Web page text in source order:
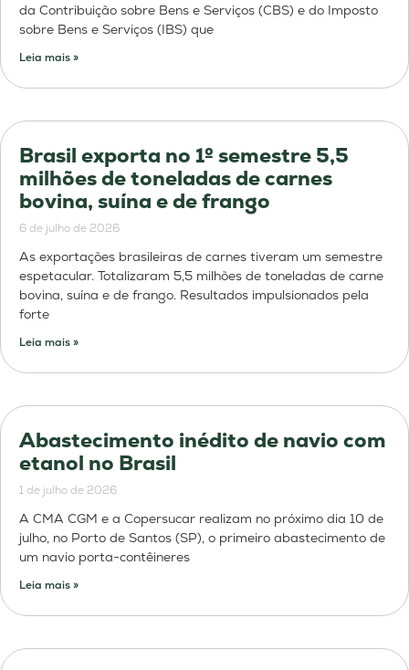
da Contribuição sobre Bens e Serviços (CBS) e do Imposto
sobre Bens e Serviços (IBS) que
Leia mais »
Brasil exporta no 1º semestre 5,5
milhões de toneladas de carnes
bovina, suína e de frango
6 de julho de 2026
As exportações brasileiras de carnes tiveram um semestre
espetacular. Totalizaram 5,5 milhões de toneladas de carne
bovina, suína e de frango. Resultados impulsionados pela
forte
Leia mais »
Abastecimento inédito de navio com
etanol no Brasil
1 de julho de 2026
A CMA CGM e a Copersucar realizam no próximo dia 10 de
julho, no Porto de Santos (SP), o primeiro abastecimento de
um navio porta-contêineres
Leia mais »